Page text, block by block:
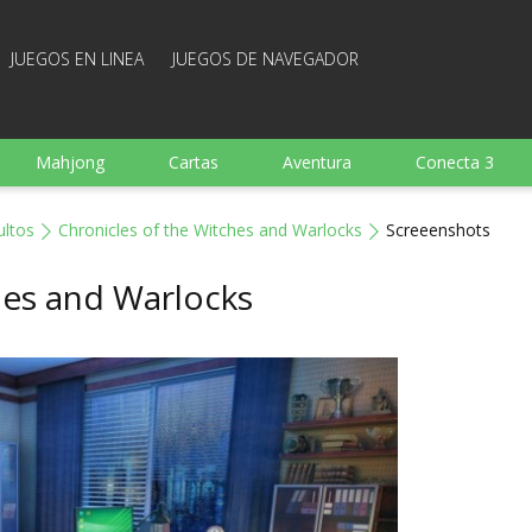
JUEGOS EN LINEA JUEGOS DE NAVEGADOR
Mahjong Cartas Aventura Conecta 3
Chronicles of the Witches and Warlocks Screeenshots
and Warlocks